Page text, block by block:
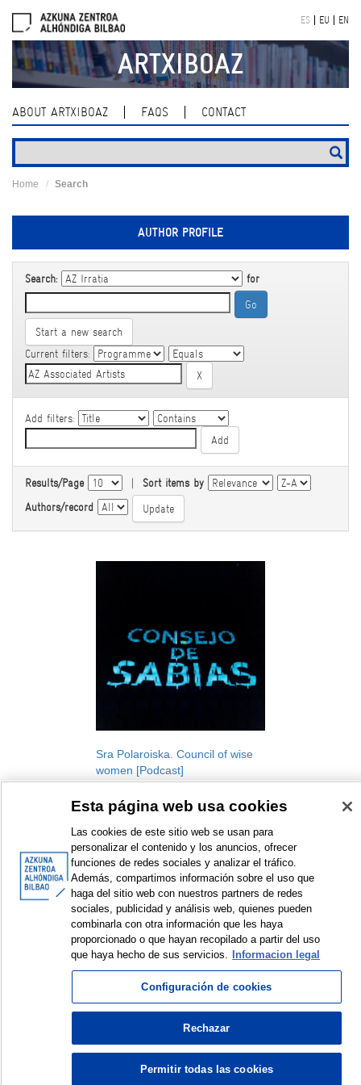
navigation
ES EU EN
ARTXIBOAZ
ABOUT ARTXIBOAZ FAQS CONTACT
Home Search
AUTHOR PROFILE
Search: for
Start a new search
Current filters:
Add filters:
Results/Page | Sort items by
Authors/record
Sra Polaroiska. Council of wise
women [Podcast]
Podcast
2021
< Items sorted by: 1 to 1 of 1 >
© Azkuna Zentroa - Alhóndiga Bilbao
Esta página web usa cookies
Las cookies de este sitio web se usan para
personalizar el contenido y los anuncios, ofrecer
funciones de redes sociales y analizar el tráfico.
Además, compartimos información sobre el uso que
haga del sitio web con nuestros partners de redes
sociales, publicidad y análisis web, quienes pueden
combinarla con otra información que les haya
proporcionado o que hayan recopilado a partir del uso
que haya hecho de sus servicios.
Informacion legal
Configuración de cookies
Rechazar
Permitir todas las cookies